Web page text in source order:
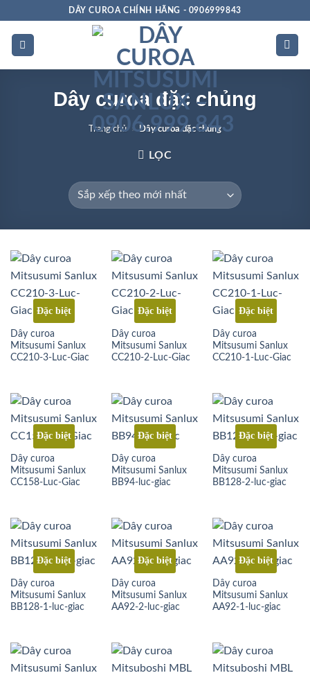
dung
DÂY CUROA CHÍNH HÃNG - 0906999843
Dây curoa đặc chủng
Trang chủ » Dây curoa đặc chủng
LỌC
Đặc biệt
Dây curoa
Mitsusumi Sanlux
CC210-3-Luc-Giac
Đặc biệt
Dây curoa
Mitsusumi Sanlux
CC210-2-Luc-Giac
Đặc biệt
Dây curoa
Mitsusumi Sanlux
CC210-1-Luc-Giac
Đặc biệt
Dây curoa
Mitsusumi Sanlux
CC158-Luc-Giac
Đặc biệt
Dây curoa
Mitsusumi Sanlux
BB94-luc-giac
Đặc biệt
Dây curoa
Mitsusumi Sanlux
BB128-2-luc-giac
Đặc biệt
Dây curoa
Mitsusumi Sanlux
BB128-1-luc-giac
Đặc biệt
Dây curoa
Mitsusumi Sanlux
AA92-2-luc-giac
Đặc biệt
Dây curoa
Mitsusumi Sanlux
AA92-1-luc-giac